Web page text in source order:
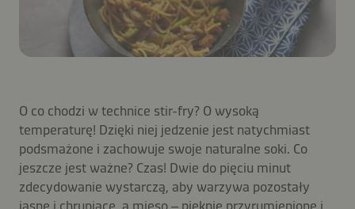
O co chodzi w technice stir-fry? O wysoką
temperaturę! Dzięki niej jedzenie jest natychmiast
podsmażone i zachowuje swoje naturalne soki. Co
jeszcze jest ważne? Czas! Dwie do pięciu minut
zdecydowanie wystarczą, aby warzywa pozostały